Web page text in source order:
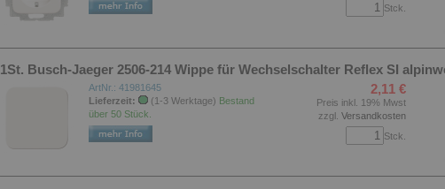
Stck.
1St. Busch-Jaeger 2506-214 Wippe für Wechselschalter Reflex SI
ArtNr.: 41981645
Lieferzeit:
(1-3 Werktage) Bestand
über 50 Stück.
2,11 €
Preis inkl. 19% Mwst
zzgl.Versandkosten
Stck.